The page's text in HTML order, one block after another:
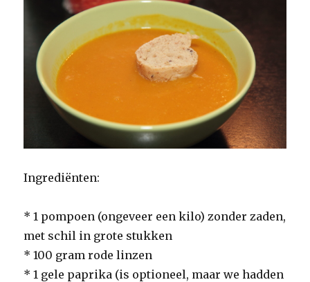
Ingrediënten:
* 1 pompoen (ongeveer een kilo) zonder zaden,
met schil in grote stukken
* 100 gram rode linzen
* 1 gele paprika (is optioneel, maar we hadden